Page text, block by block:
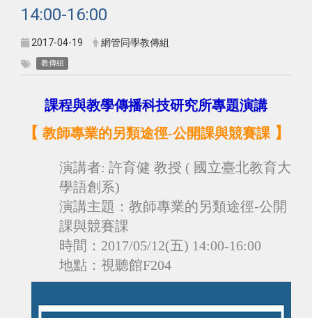
14:00-16:00
2017-04-19 網管同學教傳組
教傳組
課程與教學傳播科技研究所專題演講
【 教師專業的另類途徑-公開課與競賽課】
演講者: 許育健 教授 ( 國立臺北教育大
學語創系)
演講主題： 教師專業的另類途徑-公開
課與競賽課
時間： 2017/05/12(五) 14:00-16:00
地點：視聽館F204